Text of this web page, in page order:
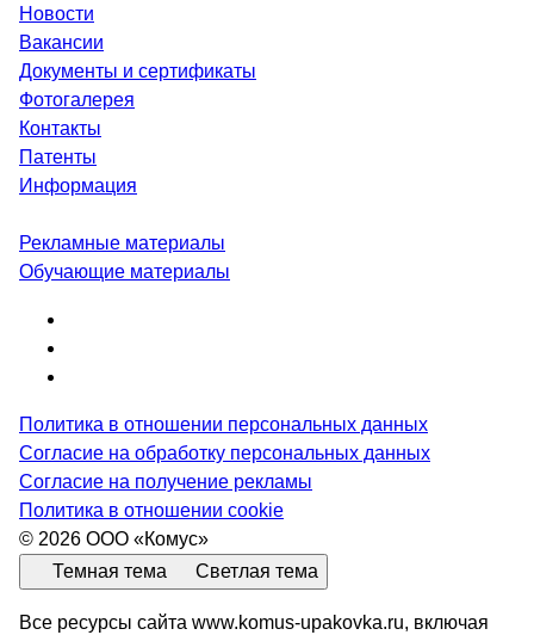
Новости
Вакансии
Документы и сертификаты
Фотогалерея
Контакты
Патенты
Информация
Рекламные материалы
Обучающие материалы
Политика в отношении персональных данных
Согласие на обработку персональных данных
Согласие на получение рекламы
Политика в отношении cookie
© 2026 ООО «Комус»
Темная тема
Светлая тема
Все ресурсы сайта www.komus-upakovka.ru, включая